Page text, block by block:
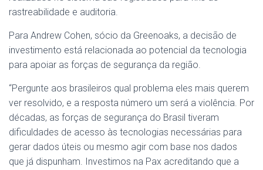
rastreabilidade e auditoria.
Para Andrew Cohen, sócio da Greenoaks, a decisão de
investimento está relacionada ao potencial da tecnologia
para apoiar as forças de segurança da região.
“Pergunte aos brasileiros qual problema eles mais querem
ver resolvido, e a resposta número um será a violência. Por
décadas, as forças de segurança do Brasil tiveram
dificuldades de acesso às tecnologias necessárias para
gerar dados úteis ou mesmo agir com base nos dados
que já dispunham. Investimos na Pax acreditando que a